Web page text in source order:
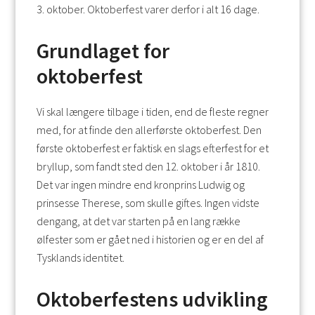
3. oktober. Oktoberfest varer derfor i alt 16 dage.
Grundlaget for
oktoberfest
Vi skal længere tilbage i tiden, end de fleste regner
med, for at finde den allerførste oktoberfest. Den
første oktoberfest er faktisk en slags efterfest for et
bryllup, som fandt sted den 12. oktober i år 1810.
Det var ingen mindre end kronprins Ludwig og
prinsesse Therese, som skulle giftes. Ingen vidste
dengang, at det var starten på en lang række
ølfester som er gået ned i historien og er en del af
Tysklands identitet.
Oktoberfestens udvikling